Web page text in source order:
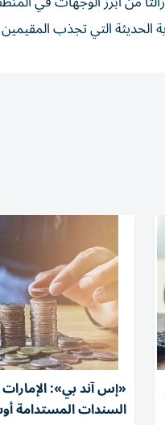
الحديثة التي تجذب
«إس آند بي»:
السندات المستدامة